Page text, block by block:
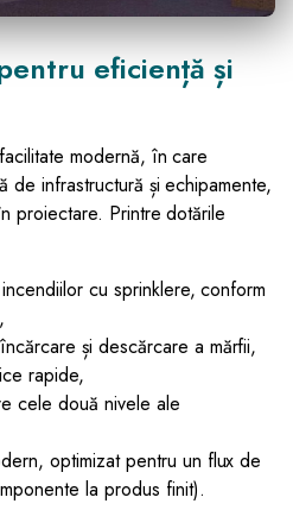
eficiență și
modernă, în care
de infrastructură și echipamente,
proiectare. Printre dotările
cu sprinklere, conform
și descărcare a mărfii,
rapide,
cele două nivele ale
optimizat pentru un flux de
la produs finit).